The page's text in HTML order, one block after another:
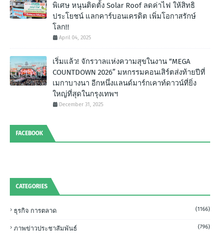
พิเศษ หนุนติดตั้ง Solar Roof ลดค่าไฟ ให้สิทธิ
ประโยชน์ แลกคาร์บอนเครดิต เพิ่มโอกาสรักษ์
โลก!!
April 04, 2025
เริ่มแล้ว! จักรวาลแห่งความสุขในงาน “MEGA
COUNTDOWN 2026” มหกรรมคอนเสิร์ตส่งท้ายปีที่
เมกาบางนา อีกหนึ่งแลนด์มาร์กเคาท์ดาวน์ที่ยิ่ง
ใหญ่ที่สุดในกรุงเทพฯ
December 31, 2025
FACEBOOK
CATEGORIES
ธุรกิจ การตลาด (1166)
ภาพข่าวประชาสัมพันธ์ (796)